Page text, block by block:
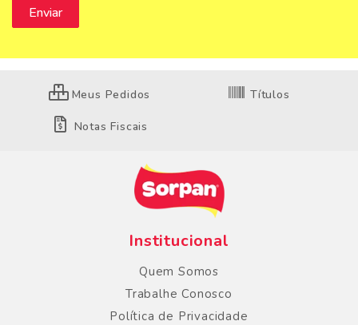
Meus Pedidos Títulos
Notas Fiscais
Institucional
Quem Somos
Trabalhe Conosco
Política de Privacidade